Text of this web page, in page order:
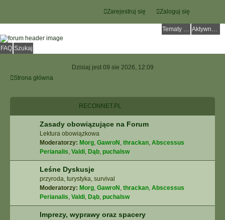
Zaloguj się
Zarejestruj się
Tematy bez odpowiedzi Aktywne tematy
FAQ Szukaj
Dzisiaj jest 09 sie 2026, 12:09
Strona główna
RECONNET.PL
Zasady obowiązujące na Forum
Lektura obowiązkowa
Moderatorzy: Morg, GawroN , thrackan, Abscessus
Perianalis, Valdi, Dąb, puchalsw
Leśne Dyskusje
przyroda, turystyka, survival
Moderatorzy: Morg, GawroN , thrackan, Abscessus
Perianalis, Valdi, Dąb, puchalsw
Imprezy, wyprawy oraz spacery